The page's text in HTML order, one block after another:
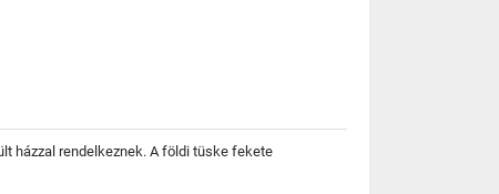
házzal rendelkeznek. A földi tüske fekete